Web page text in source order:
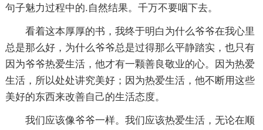
句子魅力过程中的.自然结果。千万不要咽下去。
看着这本厚厚的书，我终于明白为什么爷爷在我心里
总是那么好，为什么爷爷总是过得那么平静踏实，也只有
因为爷爷热爱生活，他才有一颗善良敬业的心。因为热爱
生活，所以处处讲究美好；因为热爱生活，他不断用这些
美好的东西来改善自己的生活态度。
我们应该像爷爷一样。我们应该热爱生活，无论在顺